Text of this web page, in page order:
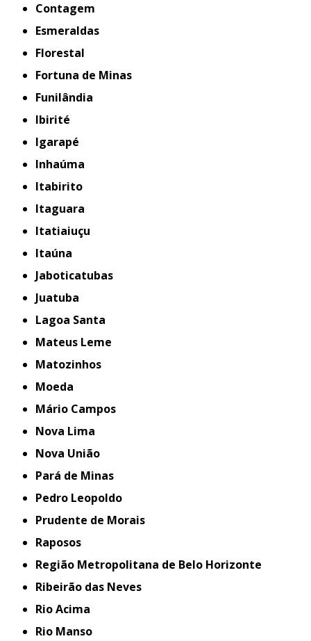
Contagem
Esmeraldas
Florestal
Fortuna de Minas
Funilândia
Ibirité
Igarapé
Inhaúma
Itabirito
Itaguara
Itatiaiuçu
Itaúna
Jaboticatubas
Juatuba
Lagoa Santa
Mateus Leme
Matozinhos
Moeda
Mário Campos
Nova Lima
Nova União
Pará de Minas
Pedro Leopoldo
Prudente de Morais
Raposos
Região Metropolitana de Belo Horizonte
Ribeirão das Neves
Rio Acima
Rio Manso